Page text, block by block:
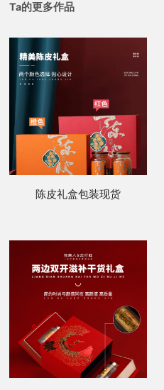
Ta的更多作品
陈皮礼盒包装现货